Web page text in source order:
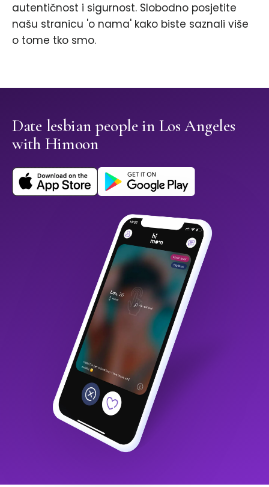
autentičnost i sigurnost. Slobodno posjetite
našu stranicu 'o nama' kako biste saznali više
o tome tko smo.
Date lesbian people in Los Angeles
with Himoon